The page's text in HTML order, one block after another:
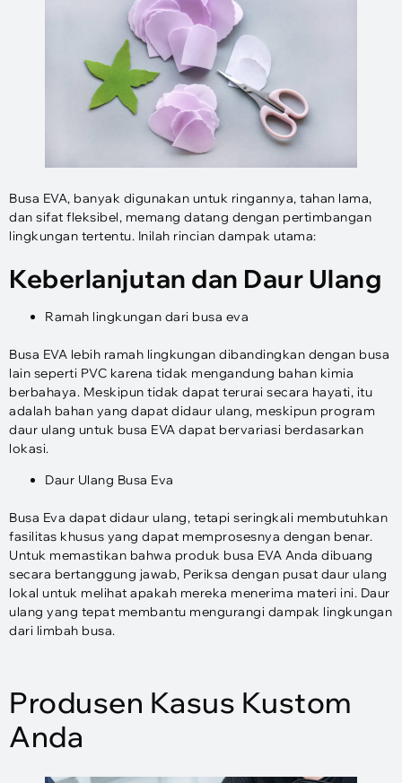
Busa EVA, banyak digunakan untuk ringannya, tahan lama,
dan sifat fleksibel, memang datang dengan pertimbangan
lingkungan tertentu. Inilah rincian dampak utama:
Keberlanjutan dan Daur Ulang
Ramah lingkungan dari busa eva
Busa EVA lebih ramah lingkungan dibandingkan dengan busa
lain seperti PVC karena tidak mengandung bahan kimia
berbahaya. Meskipun tidak dapat terurai secara hayati, itu
adalah bahan yang dapat didaur ulang, meskipun program
daur ulang untuk busa EVA dapat bervariasi berdasarkan
lokasi.
Daur Ulang Busa Eva
Busa Eva dapat didaur ulang, tetapi seringkali membutuhkan
fasilitas khusus yang dapat memprosesnya dengan benar.
Untuk memastikan bahwa produk busa EVA Anda dibuang
secara bertanggung jawab, Periksa dengan pusat daur ulang
lokal untuk melihat apakah mereka menerima materi ini. Daur
ulang yang tepat membantu mengurangi dampak lingkungan
dari limbah busa.
Produsen Kasus Kustom
Anda